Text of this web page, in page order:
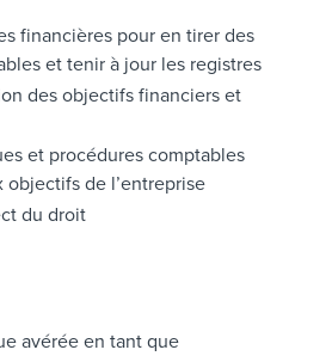
financières pour en tirer des
et tenir à jour les registres
des objectifs financiers et
et procédures comptables
objectifs de l’entreprise
du droit
avérée en tant que